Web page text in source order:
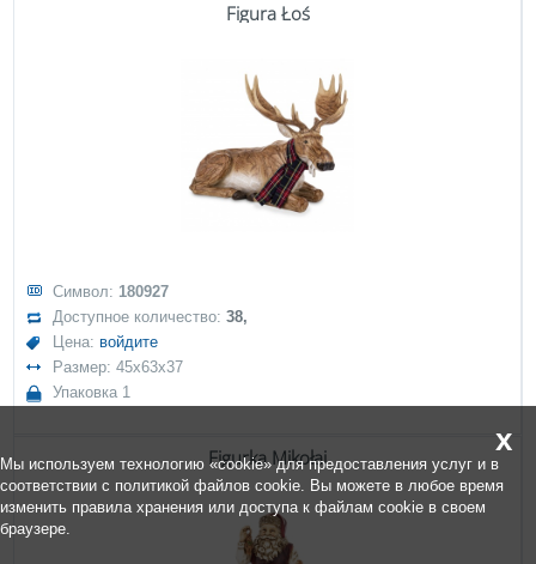
Figura Łoś
Символ: 180927
Доступное количество:38,
Цена: войдите
Размер: 45x63x37
Упаковка 1
Figurka Mikołaj x
Мы используем технологию «cookie» для предоставления услуг и в
соответствии с политикой файлов cookie. Вы можете в любое время
изменить правила хранения или доступа к файлам cookie в своем
браузере.